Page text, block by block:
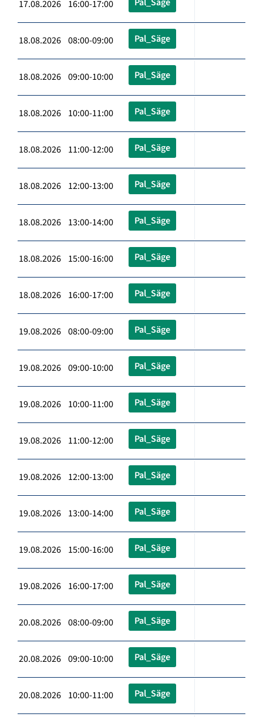
17.08.2026 16:00-17:00
18.08.2026 08:00-09:00 Pal_Säge
18.08.2026 09:00-10:00 Pal_Säge
18.08.2026 10:00-11:00 Pal_Säge
18.08.2026 11:00-12:00 Pal_Säge
18.08.2026 12:00-13:00 Pal_Säge
18.08.2026 13:00-14:00 Pal_Säge
18.08.2026 15:00-16:00 Pal_Säge
18.08.2026 16:00-17:00 Pal_Säge
19.08.2026 08:00-09:00 Pal_Säge
19.08.2026 09:00-10:00 Pal_Säge
19.08.2026 10:00-11:00 Pal_Säge
19.08.2026 11:00-12:00 Pal_Säge
19.08.2026 12:00-13:00 Pal_Säge
19.08.2026 13:00-14:00 Pal_Säge
19.08.2026 15:00-16:00 Pal_Säge
19.08.2026 16:00-17:00 Pal_Säge
20.08.2026 08:00-09:00 Pal_Säge
20.08.2026 09:00-10:00 Pal_Säge
20.08.2026 10:00-11:00 Pal_Säge